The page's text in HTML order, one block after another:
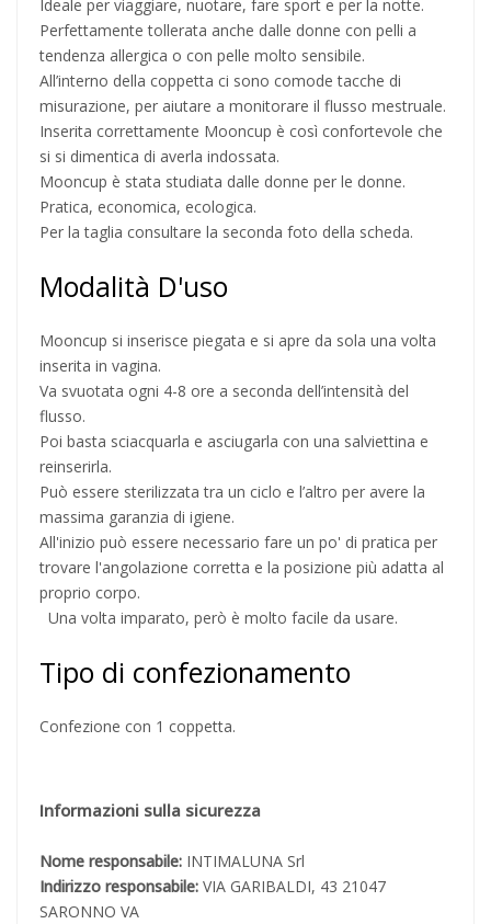
Ideale per viaggiare, nuotare, fare sport e per la notte.
Perfettamente tollerata anche dalle donne con pelli a
tendenza allergica o con pelle molto sensibile.
All’interno della coppetta ci sono comode tacche di
misurazione, per aiutare a monitorare il flusso mestruale.
Inserita correttamente Mooncup è così confortevole che
si si dimentica di averla indossata.
Mooncup è stata studiata dalle donne per le donne.
Pratica, economica, ecologica.
Per la taglia consultare la seconda foto della scheda.
Modalità D'uso
Mooncup si inserisce piegata e si apre da sola una volta
inserita in vagina.
Va svuotata ogni 4-8 ore a seconda dell’intensità del
flusso.
Poi basta sciacquarla e asciugarla con una salviettina e
reinserirla.
Può essere sterilizzata tra un ciclo e l’altro per avere la
massima garanzia di igiene.
All'inizio può essere necessario fare un po' di pratica per
trovare l'angolazione corretta e la posizione più adatta al
proprio corpo.
Una volta imparato, però è molto facile da usare.
Tipo di confezionamento
Confezione con 1 coppetta.
Informazioni sulla sicurezza
Nome responsabile: INTIMALUNA Srl
Indirizzo responsabile: VIA GARIBALDI, 43 21047
SARONNO VA